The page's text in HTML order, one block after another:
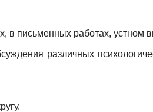
в письменных работах, устном
различных